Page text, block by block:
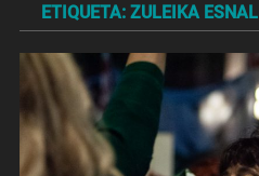
ETIQUETA: ZULEIKA ESNAL